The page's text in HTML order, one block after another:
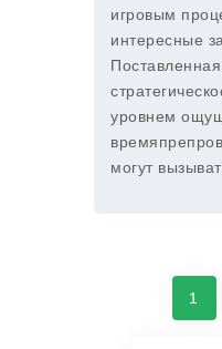
игровым
интересные
уровнем
могут
1